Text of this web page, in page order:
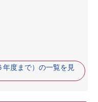
度まで）の一覧を見